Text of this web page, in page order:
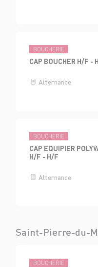
BOUCHERIE
CAP BOUCHER H/F -
Alternance
BOUCHERIE
CAP EQUIPIER
H/F - H/F
Alternance
Saint-Pierre-du-
BOUCHERIE